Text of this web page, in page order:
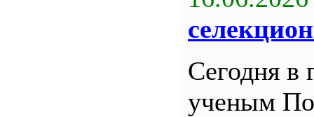
Сегодня в
ученым